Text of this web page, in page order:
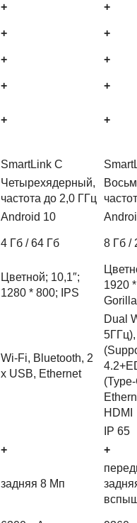
+
+
+ +
+
+
+ +
+ +
SmartLink C
Четырехядерный,
частота до 2,0 ГГц
Android 10
4 Гб / 64 Гб 8 Гб /
Цветной; 10,1″;
1280 * 800; IPS
1920
Wi-Fi, Bluetooth, 2
x USB, Ethernet
Dual
HDMI
IP 65
+ +
задняя 8 Мп